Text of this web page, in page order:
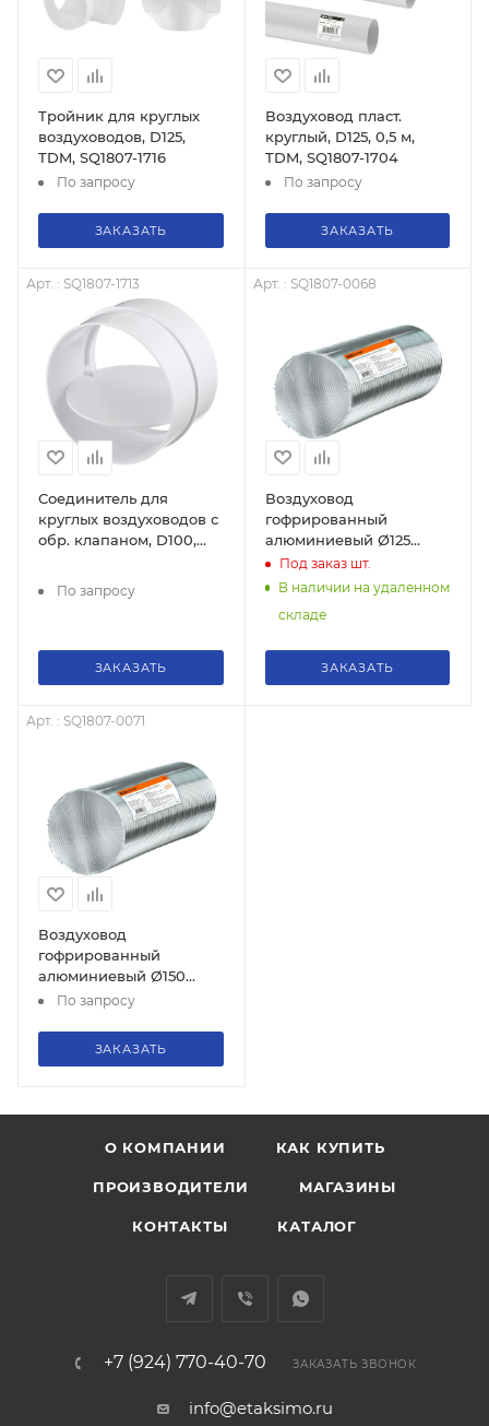
Тройник для круглых
воздуховодов, D125,
TDM, SQ1807-1716
По запросу
ЗАКАЗАТЬ
Воздуховод пласт.
круглый, D125, 0,5 м,
TDM, SQ1807-1704
По запросу
ЗАКАЗАТЬ
Арт. : SQ1807-1713
Соединитель для
круглых воздуховодов с
обр. клапаном, D100,
По запросу
ЗАКАЗАТЬ
Арт. : SQ1807-0068
Воздуховод
гофрированный
алюминиевый Ø125
TDM, SQ1807-0068
Под заказшт.
В наличии на удаленном
складе
ЗАКАЗАТЬ
Арт. : SQ1807-0071
Воздуховод
гофрированный
алюминиевый Ø150
TDM, SQ1807-0071
По запросу
ЗАКАЗАТЬ
О КОМПАНИИ КАК КУПИТЬ
ПРОИЗВОДИТЕЛИ МАГАЗИНЫ
КОНТАКТЫ КАТАЛОГ
+7 (924) 770-40-70 ЗАКАЗАТЬ ЗВОНОК
info@etaksimo.ru